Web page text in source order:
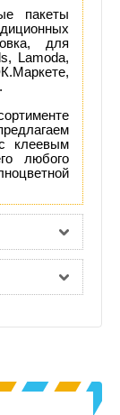
пакеты
для
Lamoda,
с клеевым
любого